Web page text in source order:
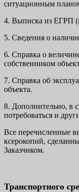
ситуационным
4. Выписка из ЕГРП
5. Сведения о
6. Справка о
собственником
7. Справка об
объекта.
8. Дополнительно, в
потребоваться и
Все перечисленные
ксерокопий,
Заказчиком.
Транспортного